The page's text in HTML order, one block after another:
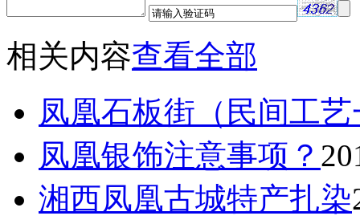
相关内容查看全部
凤凰石板街（民间工
凤凰银饰注意事项？
湘西凤凰古城特产扎染